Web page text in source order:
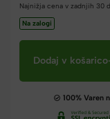
Najnižja cena v zadnjih 30
Na zalogi
Dodaj v košarico
100% Varen